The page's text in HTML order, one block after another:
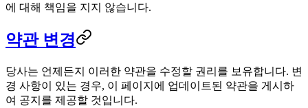
에 대해 책임을 지지 않습니다.
약관 변경
당사는 언제든지 이러한 약관을 수정할 권리를 보유합니다. 변
경 사항이 있는 경우, 이 페이지에 업데이트된 약관을 게시하
여 공지를 제공할 것입니다.